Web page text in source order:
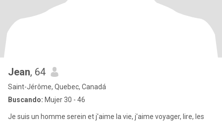
Jean, 64
Saint-Jérôme, Quebec, Canadá
Buscando: Mujer 30 - 46
Je suis un homme serein et j'aime la vie, j'aime voyager, lire, les